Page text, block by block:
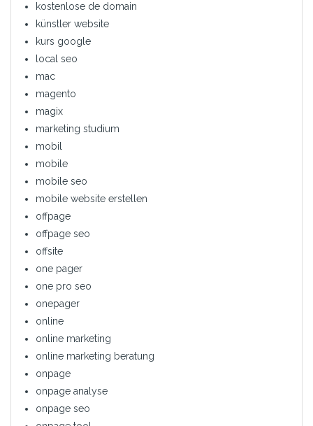
kostenlose de domain
künstler website
kurs google
local seo
mac
magento
magix
marketing studium
mobil
mobile
mobile seo
mobile website erstellen
offpage
offpage seo
offsite
one pager
one pro seo
onepager
online
online marketing
online marketing beratung
onpage
onpage analyse
onpage seo